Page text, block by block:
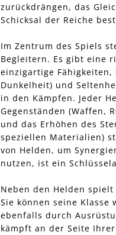
zurückdrängen, das
Schicksal der Reiche
Im Zentrum des Spiels
Begleitern. Es gibt eine
einzigartige Fähigkeiten,
Dunkelheit) und
in den Kämpfen. Jeder
Gegenständen (Waffen,
und das Erhöhen des
speziellen Materialien)
von Helden, um
nutzen, ist ein
Neben den Helden
Sie können seine Klasse
ebenfalls durch
kämpft an der Seite